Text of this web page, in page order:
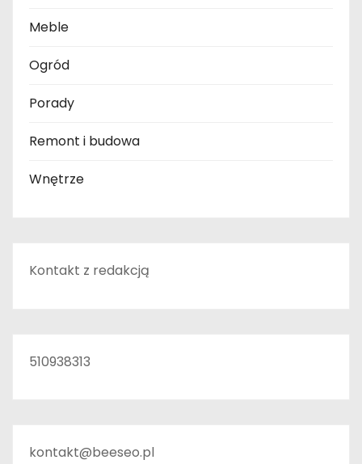
Meble
Ogród
Porady
Remont i budowa
Wnętrze
Kontakt z redakcją
510938313
kontakt@beeseo.pl